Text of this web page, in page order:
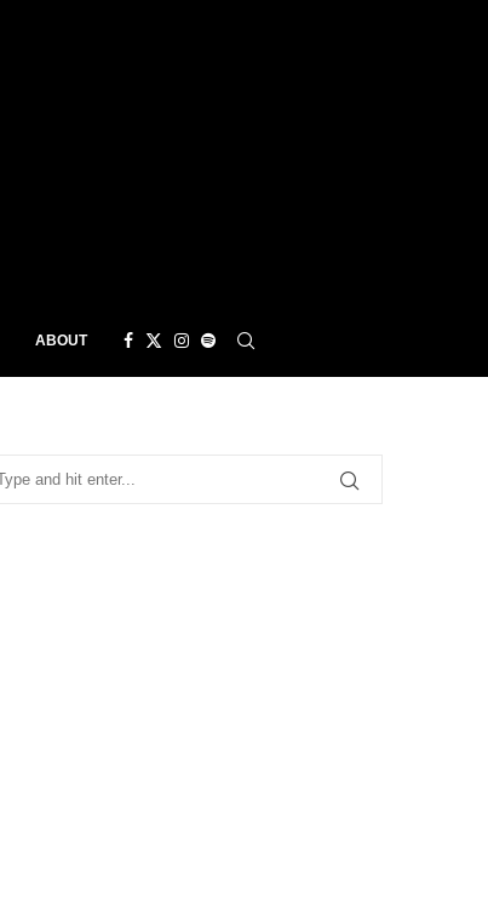
ABOUT